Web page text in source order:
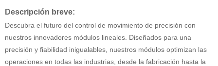
Descripción breve:
Descubra el futuro del control de movimiento de precisión con
nuestros innovadores módulos lineales. Diseñados para una
precisión y fiabilidad inigualables, nuestros módulos optimizan las
operaciones en todas las industrias, desde la fabricación hasta la